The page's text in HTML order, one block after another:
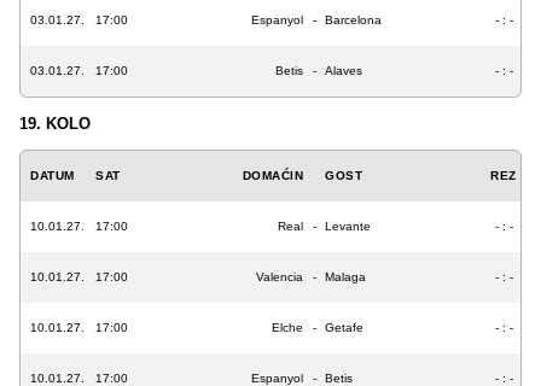
03.01.27. 17:00 Espanyol - Barcelona - : -
03.01.27. 17:00 Betis - Alaves - : -
19. KOLO
DATUM SAT DOMAĆIN GOST REZ
10.01.27. 17:00 Real - Levante - : -
10.01.27. 17:00 Valencia - Malaga - : -
10.01.27. 17:00 Elche - Getafe - : -
10.01.27. 17:00 Espanyol - Betis - : -